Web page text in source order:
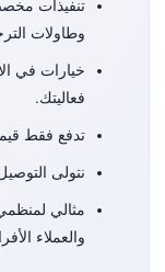
تنفيذات
وطاولات
خيارات في
فعاليتك.
تدفع فقط
نتولى
مثالي
والعملاء